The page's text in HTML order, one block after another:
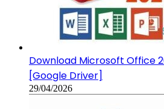
Download Microsoft Office
[Google Driver]
29/04/2026